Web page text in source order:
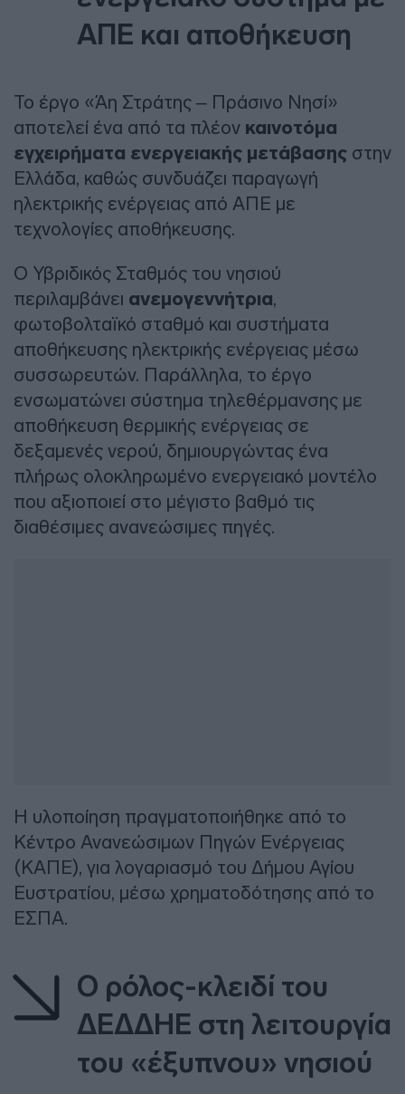
ΑΠΕ και αποθήκευση
Το έργο «Άη Στράτης – Πράσινο Νησί»
αποτελεί ένα από τα πλέον καινοτόμα
εγχειρήματα ενεργειακής μετάβασης στην
Ελλάδα, καθώς συνδυάζει παραγωγή
ηλεκτρικής ενέργειας από ΑΠΕ με
τεχνολογίες αποθήκευσης.
Ο Υβριδικός Σταθμός του νησιού
περιλαμβάνει ανεμογεννήτρια,
φωτοβολταϊκό σταθμό και συστήματα
αποθήκευσης ηλεκτρικής ενέργειας μέσω
συσσωρευτών. Παράλληλα, το έργο
ενσωματώνει σύστημα τηλεθέρμανσης με
αποθήκευση θερμικής ενέργειας σε
δεξαμενές νερού, δημιουργώντας ένα
πλήρως ολοκληρωμένο ενεργειακό μοντέλο
που αξιοποιεί στο μέγιστο βαθμό τις
διαθέσιμες ανανεώσιμες πηγές.
Η υλοποίηση πραγματοποιήθηκε από το
Κέντρο Ανανεώσιμων Πηγών Ενέργειας
(ΚΑΠΕ), για λογαριασμό του Δήμου Αγίου
Ευστρατίου, μέσω χρηματοδότησης από το
ΕΣΠΑ.
Ο ρόλος-κλειδί του
ΔΕΔΔΗΕ στη λειτουργία
του «έξυπνου» νησιού